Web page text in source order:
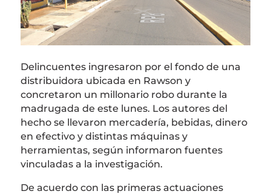
Delincuentes ingresaron por el fondo de una
distribuidora ubicada en Rawson y
concretaron un millonario robo durante la
madrugada de este lunes. Los autores del
hecho se llevaron mercadería, bebidas, dinero
en efectivo y distintas máquinas y
herramientas, según informaron fuentes
vinculadas a la investigación.
De acuerdo con las primeras actuaciones